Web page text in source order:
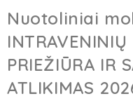
Nuotoliniai
INTRAVENINIŲ
PRIEŽIŪRA IR
ATLIKIMAS